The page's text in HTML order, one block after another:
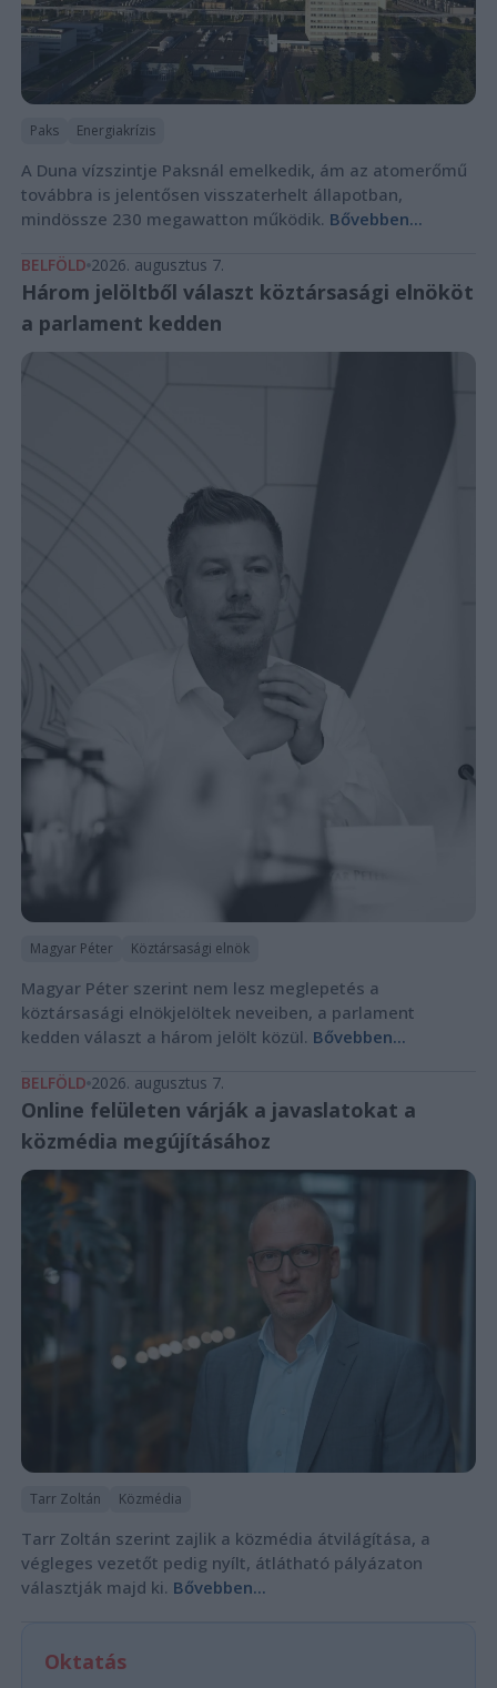
Paks Energiakrízis
A Duna vízszintje Paksnál emelkedik, ám az atomerőmű
továbbra is jelentősen visszaterhelt állapotban,
mindössze 230 megawatton működik. Bővebben...
BELFÖLD 2026. augusztus 7.
Három jelöltből választ köztársasági elnököt
a parlament kedden
Magyar Péter Köztársasági elnök
Magyar Péter szerint nem lesz meglepetés a
köztársasági elnökjelöltek neveiben, a parlament
kedden választ a három jelölt közül. Bővebben...
BELFÖLD 2026. augusztus 7.
Online felületen várják a javaslatokat a
közmédia megújításához
Tarr Zoltán Közmédia
Tarr Zoltán szerint zajlik a közmédia átvilágítása, a
végleges vezetőt pedig nyílt, átlátható pályázaton
választják majd ki. Bővebben...
Oktatás